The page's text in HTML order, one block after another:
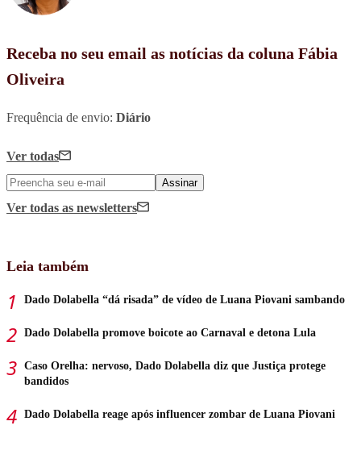
Receba no seu email as notícias da coluna Fábia
Oliveira
Frequência de envio: Diário
Ver todas
Assinar
Ver todas as newsletters
Leia também
Dado Dolabella “dá risada” de vídeo de Luana Piovani sambando
Dado Dolabella promove boicote ao Carnaval e detona Lula
Caso Orelha: nervoso, Dado Dolabella diz que Justiça protege
bandidos
Dado Dolabella reage após influencer zombar de Luana Piovani